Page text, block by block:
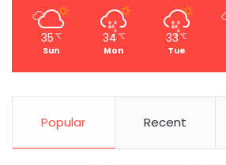
35 ℃
Sun
34 ℃
Mon
33℃
Tue
Popular Recent